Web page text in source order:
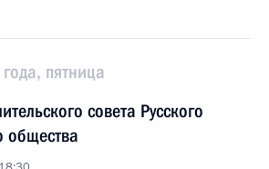
пятница
совета Русского
общества